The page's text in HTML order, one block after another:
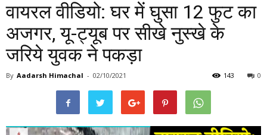
वायरल वीडियो: घर में घुसा 12 फुट का
अजगर, यू-ट्यूब पर सीखे नुस्खे के
जरिये युवक ने पकड़ा
By Aadarsh Himachal - 02/10/2021 0
143